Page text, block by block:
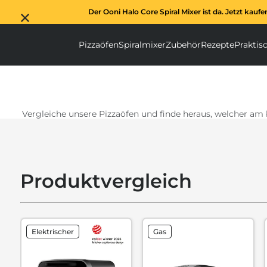
Der Ooni Halo Core Spiral Mixer ist da. Jetzt
Pizzaöfen Pizzaöfen submenu
Spiralmixer Spiralmixer
Zubehör Zubehör
Rezepte
Vergleiche unsere Pizzaöfen und finde heraus, welcher
Produktvergleich
Elektrischer Gas